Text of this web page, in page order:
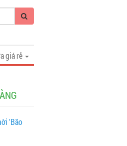
giá rẻ
'Bão